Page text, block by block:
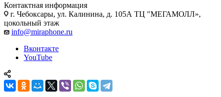
Контактная информация
г. Чебоксары, ул. Калинина, д. 105А ТЦ "МЕГАМОЛЛ»,
цокольный этаж
info@miraphone.ru
Вконтакте
YouTube